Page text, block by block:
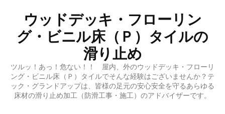
ウッドデッキ・フローリン
グ・ビニル床（Ｐ）タイルの
滑り止め
ツルッ！あっ！危ない！！ 屋内、外のウッドデッキ・フローリ
ング・ビニル床（Ｐ）タイルでそんな経験はございませんか？テ
ック・グランドアップは、皆様の足元の安心安全を守るあらゆる
床材の滑り止め加工（防滑工事・施工）のアドバイザーです。